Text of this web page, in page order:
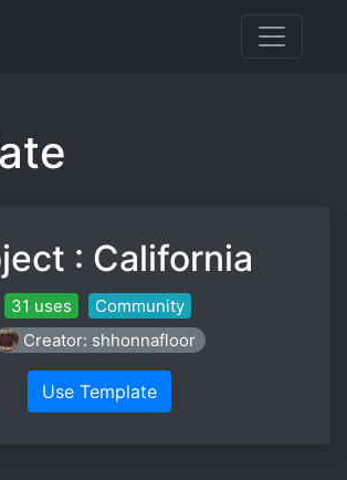
: California
31 uses
Community
Creator: shhonnafloor
Use Template